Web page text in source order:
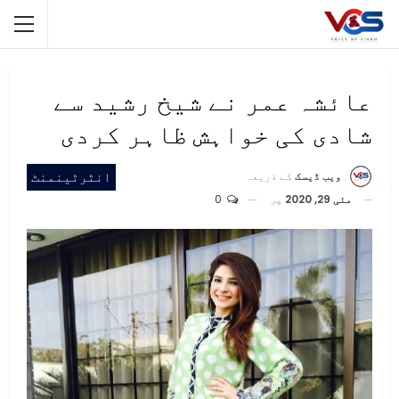
عائشہ عمر نے شیخ رشید سے
شادی کی خواہش ظاہر کردی
انٹرٹینمنٹ ویب ڈیسک کے ذریعہ
مئی 29, 2020
پر